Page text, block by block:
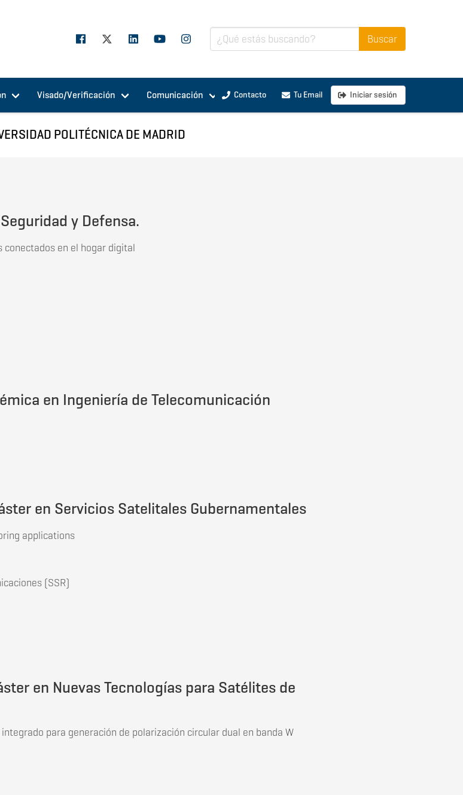
Visado/Verificación Comunicación Contacto Tu Email Iniciar sesión
POLITÉCNICA DE MADRID
y Defensa.
conectados en el hogar digital
y Defensa.
en Ingeniería de Telecomunicación
Ingeniería de Telecomunicación
en Servicios Satelitales Gubernamentales
applications
(SSR)
Servicios Satelitales Gubernamentales
en Nuevas Tecnologías para Satélites de
para generación de polarización circular dual en banda W